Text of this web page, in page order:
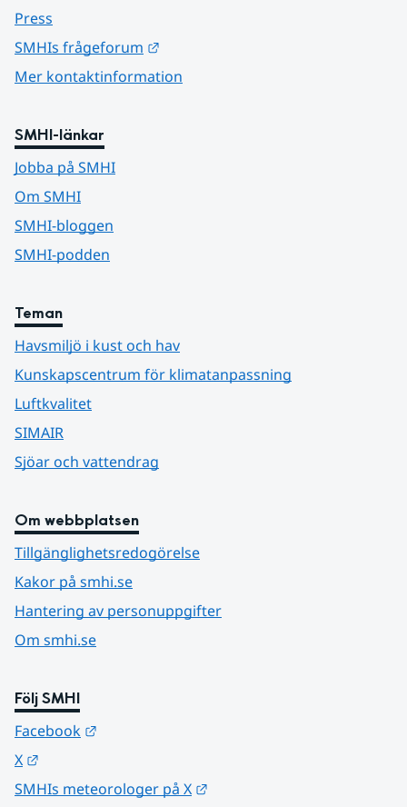
Press
SMHIs frågeforum
Mer kontaktinformation
SMHI-länkar
Jobba på SMHI
Om SMHI
SMHI-bloggen
SMHI-podden
Teman
Havsmiljö i kust och hav
Kunskapscentrum för klimatanpassning
Luftkvalitet
SIMAIR
Sjöar och vattendrag
Om webbplatsen
Tillgänglighetsredogörelse
Kakor på smhi.se
Hantering av personuppgifter
Om smhi.se
Följ SMHI
Facebook
X
SMHIs meteorologer på X